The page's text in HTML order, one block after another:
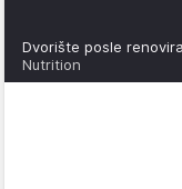
Dvorište posle
Nutrition